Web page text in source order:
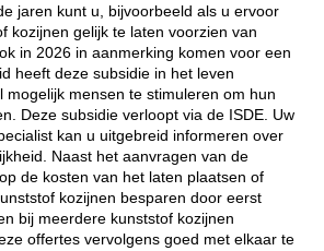
jaren kunt u, bijvoorbeeld als u ervoor
kozijnen gelijk te laten voorzien van
in 2026 in aanmerking komen voor een
heeft deze subsidie in het leven
mogelijk mensen te stimuleren om hun
Deze subsidie verloopt via de ISDE. Uw
kan u uitgebreid informeren over
Naast het aanvragen van de
de kosten van het laten plaatsen of
kozijnen besparen door eerst
bij meerdere kunststof kozijnen
offertes vervolgens goed met elkaar te